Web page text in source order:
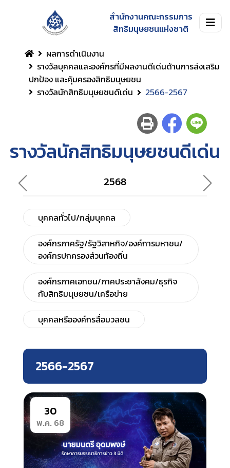
สำนักงานคณะกรรมการ
สิทธิมนุษยชนแห่งชาติ
ผลการดำเนินงาน
รางวัลบุคคลและองค์กรที่มีผลงานดีเด่นด้านการส่งเสริม
ปกป้อง และคุ้มครองสิทธิมนุษยชน
รางวัลนักสิทธิมนุษยชนดีเด่น
2566-2567
รางวัลนักสิทธิมนุษยชนดีเด่น
2568
บุคคลทั่วไป/กลุ่มบุคคล
องค์กรภาครัฐ/รัฐวิสาหกิจ/องค์การมหาชน/
องค์กรปกครองส่วนท้องถิ่น
องค์กรภาคเอกชน/ภาคประชาสังคม/ธุรกิจ
กับสิทธิมนุษยชน/เครือข่าย
บุคคลหรือองค์กรสื่อมวลชน
2566-2567
30
พ.ค. 68